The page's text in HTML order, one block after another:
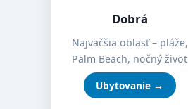
Dobrá
Najväčšia oblasť – pláže,
Palm Beach, nočný život
Ubytovanie →